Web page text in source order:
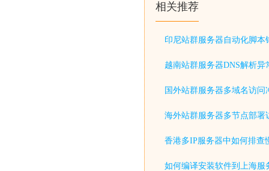
相关推荐
印尼站群服务器自动化脚本
越南站群服务器DNS解析异
国外站群服务器多域名访问
海外站群服务器多节点部署
香港多IP服务器中如何排查
如何编译安装软件到上海服